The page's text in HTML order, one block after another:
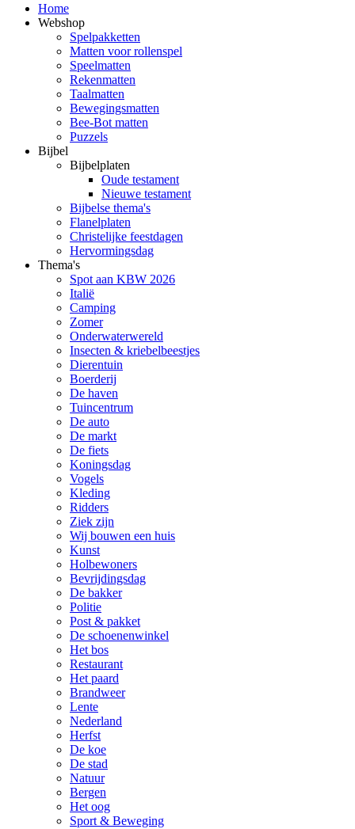
Home
Webshop
Spelpakketten
Matten voor rollenspel
Speelmatten
Rekenmatten
Taalmatten
Bewegingsmatten
Bee-Bot matten
Puzzels
Bijbel
Bijbelplaten
Oude testament
Nieuwe testament
Bijbelse thema's
Flanelplaten
Christelijke feestdagen
Hervormingsdag
Thema's
Spot aan KBW 2026
Italië
Camping
Zomer
Onderwaterwereld
Insecten & kriebelbeestjes
Dierentuin
Boerderij
De haven
Tuincentrum
De auto
De markt
De fiets
Koningsdag
Vogels
Kleding
Ridders
Ziek zijn
Wij bouwen een huis
Kunst
Holbewoners
Bevrijdingsdag
De bakker
Politie
Post & pakket
De schoenenwinkel
Het bos
Restaurant
Het paard
Brandweer
Lente
Nederland
Herfst
De koe
De stad
Natuur
Bergen
Het oog
Sport & Beweging